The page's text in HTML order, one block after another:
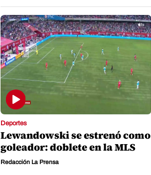
Deportes
Lewandowski se estrenó como
goleador: doblete en la MLS
Redacción La Prensa